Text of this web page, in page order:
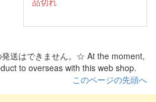
送はできません。☆ At the moment,
to overseas with this web shop.
このページの先頭へ